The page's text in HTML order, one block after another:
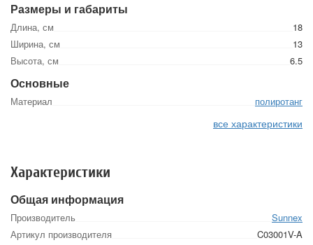
Размеры и габариты
Длина, см
18
Ширина, см
13
Высота, см
6.5
Основные
Материал полиротанг
все характеристики
Характеристики
Общая информация
Производитель
Sunnex
Артикул производителя
C03001V-A